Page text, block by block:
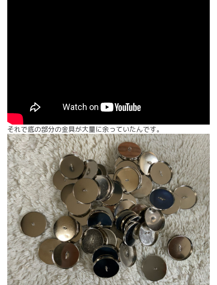
それで底の部分の金具が大量に余っていたんです。